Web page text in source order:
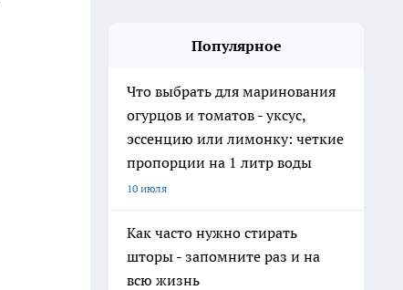
Популярное
Что выбрать для маринования
огурцов и томатов - уксус,
эссенцию или лимонку: четкие
пропорции на 1 литр воды
10 июля
Как часто нужно стирать
шторы - запомните раз и на
всю жизнь